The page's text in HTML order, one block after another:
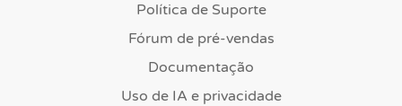
Política de Suporte
Fórum de pré-vendas
Documentação
Uso de IA e privacidade